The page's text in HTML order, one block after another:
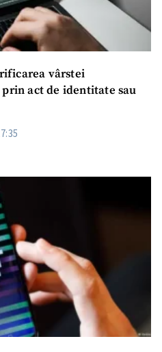
vârstei
act de identitate sau